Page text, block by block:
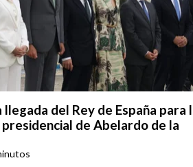
del Rey de España para
de Abelardo de la